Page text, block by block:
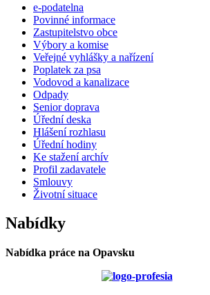
e-podatelna
Povinné informace
Zastupitelstvo obce
Výbory a komise
Veřejné vyhlášky a nařízení
Poplatek za psa
Vodovod a kanalizace
Odpady
Senior doprava
Úřední deska
Hlášení rozhlasu
Úřední hodiny
Ke stažení archív
Profil zadavatele
Smlouvy
Životní situace
Nabídky
Nabídka práce na Opavsku